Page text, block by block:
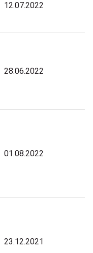
12.07.2022
28.06.2022
01.08.2022
23.12.2021